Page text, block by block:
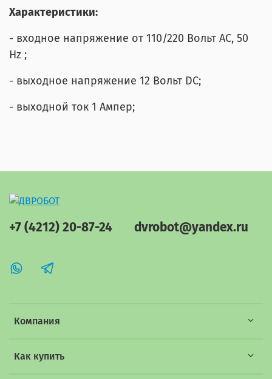
Характеристики:
- входное напряжение от 110/220 Вольт AC, 50
Hz ;
- выходное напряжение 12 Вольт DC;
- выходной ток 1 Ампер;
Компания
Как купить
+7 (4212) 20-87-24 dvrobot@yandex.ru